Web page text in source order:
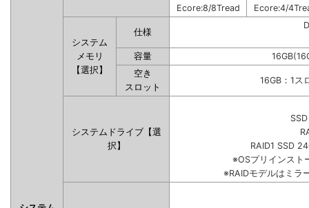
Ecore:8/8Tread
Ecore:4/
システム
メモリ
【選択】
仕様
容量
空き
スロット
16GB：1ス
システムドライブ【選
択】
RAID1 SSD
※OSプリインスト
※RAIDモデルはミラ